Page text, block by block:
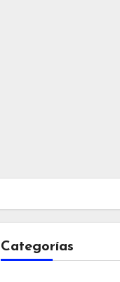
Categorías